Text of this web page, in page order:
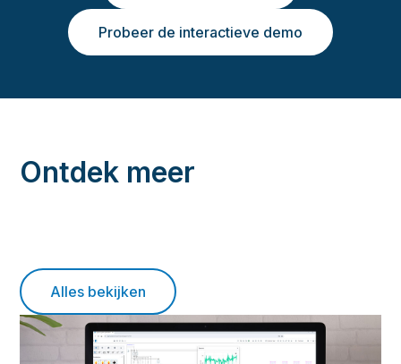
Probeer de interactieve demo
Ontdek meer
Alles bekijken